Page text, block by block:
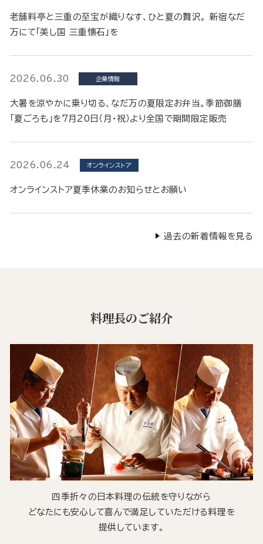
老舗料亭と三重の至宝が織りなす、ひと夏の贅沢。 新宿なだ
万にて「美し国 三重懐石」を
2026.06.30 企業情報
大暑を涼やかに乗り切る、なだ万の夏限定お弁当。季節御膳
「夏ごろも」を7月20日（月・祝）より全国で期間限定販売
2026.06.24 オンラインストア
オンラインストア夏季休業のお知らせとお願い
過去の新着情報を見る
料理長のご紹介
四季折々の日本料理の伝統を守りながら
どなたにも安心して喜んで満足していただける料理を
提供しています。